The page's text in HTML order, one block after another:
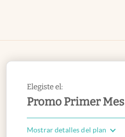
Elegiste el:
Promo Primer Mes
Mostrar detalles del plan